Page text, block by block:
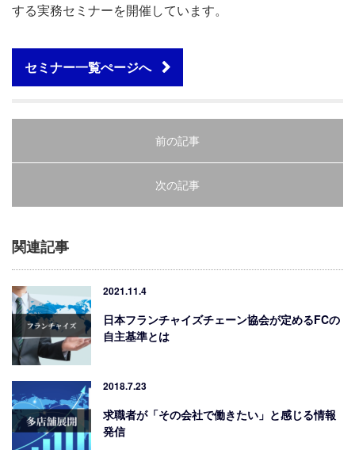
する実務セミナーを開催しています。
セミナー一覧ぺージへ
前の記事
次の記事
関連記事
2021.11.4
日本フランチャイズチェーン協会が定めるFCの
自主基準とは
2018.7.23
求職者が「その会社で働きたい」と感じる情報
発信